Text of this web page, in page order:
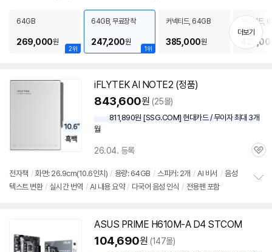
크기: 104.8x49.6x27.6mm
치
기
2위
64GB
269,000원
1위
64GB, 무료장착
247,200원
커넥티드, 64GB
385,000원
커넥티드,
료장착
더보기
iFLYTEK AI NOTE2 (정품)
843,600원 (25몰)
811,890원 [SSG.COM] 현대카드 / 무이자 최대 3개
월
26.04. 등록
관
전자책 / 화면: 26.9cm(10.6인치) / 용량: 64GB / 스피커: 2개 / AI 비서 / 음성
텍스트 변환 / 실시간 번역 / AI 내용 요약 / 다국어 음성 인식 / 전용펜 포함
ASUS PRIME H610M-A D4 STCOM
104,690원 (147몰)